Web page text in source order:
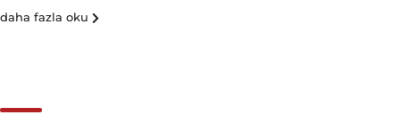
daha fazla oku